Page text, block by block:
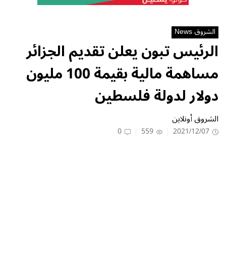
الشروق News
الرئيس تبون يعلن تقديم الجزائر
مساهمة مالية بقيمة 100 مليون
دولار لدولة فلسطين
الشروق أونلاين
2021/12/07
559
0